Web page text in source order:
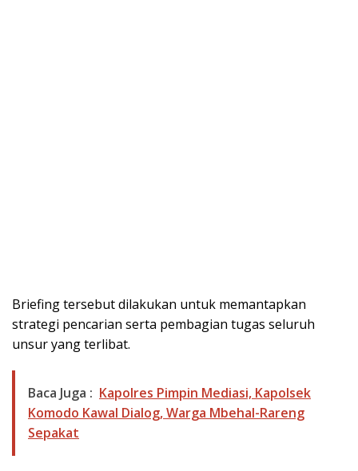
Briefing tersebut dilakukan untuk memantapkan
strategi pencarian serta pembagian tugas seluruh
unsur yang terlibat.
Baca Juga : Kapolres Pimpin Mediasi, Kapolsek
Komodo Kawal Dialog, Warga Mbehal-Rareng
Sepakat